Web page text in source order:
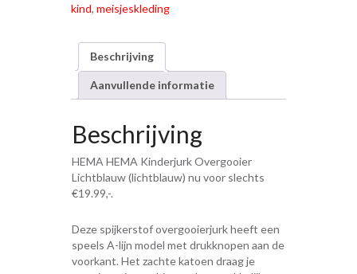
kind, meisjeskleding
Beschrijving
Aanvullende informatie
Beschrijving
HEMA HEMA Kinderjurk Overgooier
Lichtblauw (lichtblauw) nu voor slechts
€19.99,-.
Deze spijkerstof overgooierjurk heeft een
speels A-lijn model met drukknopen aan de
voorkant. Het zachte katoen draag je